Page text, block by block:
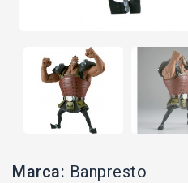
Marca: Banpresto